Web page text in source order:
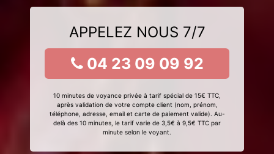
APPELEZ NOUS 7/7
04 23 09 09 92
10 minutes de voyance privée à tarif spécial de 15€ TTC,
après validation de votre compte client (nom, prénom,
téléphone, adresse, email et carte de paiement valide). Au-
delà des 10 minutes, le tarif varie de 3,5€ à 9,5€ TTC par
minute selon le voyant.